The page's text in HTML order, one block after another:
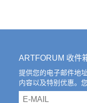
ARTFORUM 收件
提供您的电子邮件地
内容以及特别优惠。
email